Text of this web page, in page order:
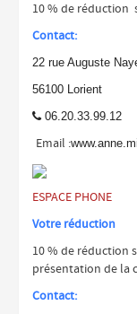
10 % de réduction
Contact:
22 rue Auguste
56100 Lorient
 06.20.33.99.12
Email :
ESPACE PHONE
Votre réduction
10 % de réduction
présentation de la
Contact: